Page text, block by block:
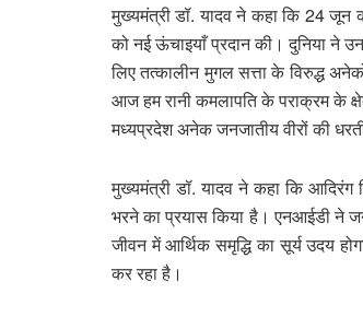
मुख्यमंत्री डॉ. यादव ने कहा कि 24 जून को
को नई ऊंचाइयाँ प्रदान की। दुनिया ने
लिए तत्कालीन मुगल सत्ता के विरुद्ध
आज हम रानी कमलापति के पराक्रम के
मध्यप्रदेश अनेक जनजातीय वीरों की
मुख्यमंत्री डॉ. यादव ने कहा कि
भरने का प्रयास किया है। एनआईडी ने
जीवन में आर्थिक समृद्धि का सूर्य उदय
कर रहा है।